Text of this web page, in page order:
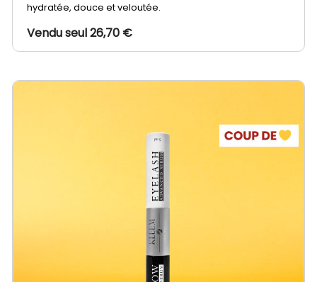
hydratée, douce et veloutée.
Vendu seul 26,70 €